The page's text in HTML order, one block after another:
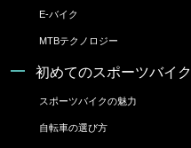
E-バイク
MTBテクノロジー
初めてのスポーツバイク
スポーツバイクの魅力
自転車の選び方